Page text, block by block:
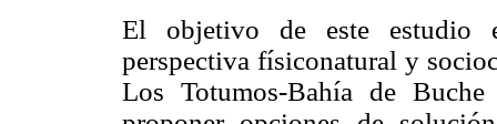
El objetivo de este estudio
perspectiva físiconatural y
Los Totumos-Bahía de